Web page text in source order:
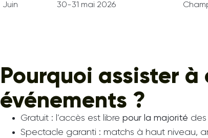
Juin
30-31 mai 2026
Pourquoi assister à
événements ?
Gratuit : l’accès est libre pour la majorité
Spectacle garanti : matchs à haut niveau,